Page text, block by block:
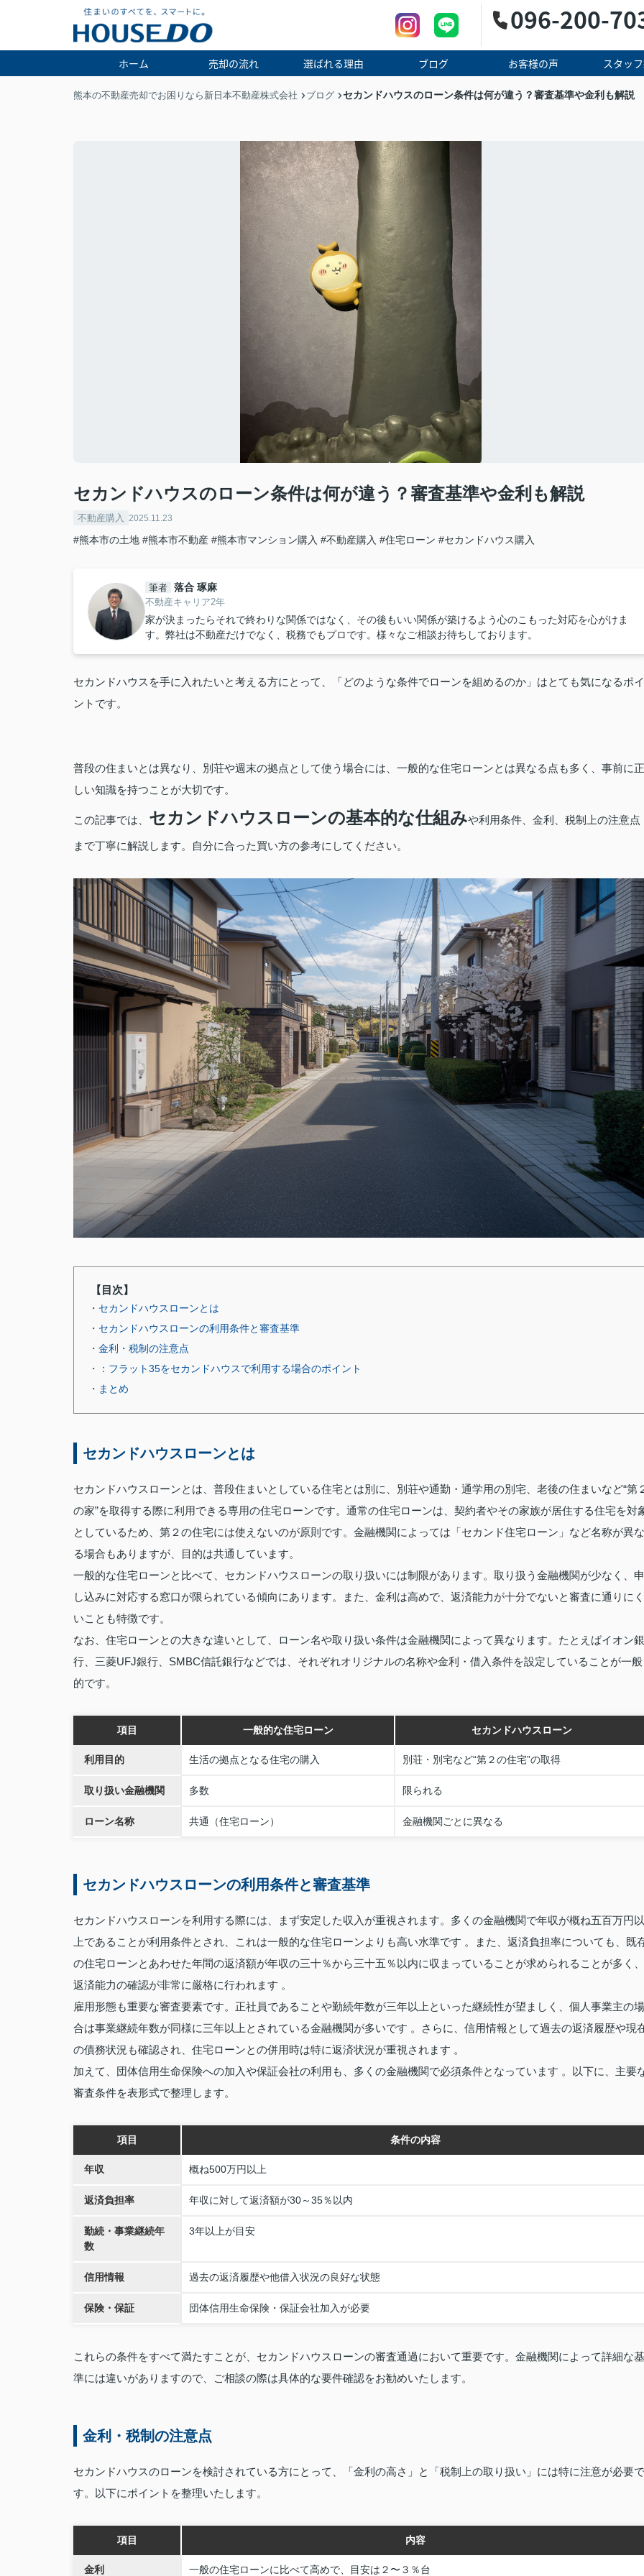
096-200-
ホーム 売却の流れ 選ばれる理由 ブログ お客様の声 スタッ
熊本の不動産売却でお困りなら新日本不動産株式会社 ブログ セカンドハウスのローン条件は何が違う？審査基準や金利も解説
セカンドハウスのローン条件は何が違う？審査基準や金利も解説
不動産購入 2025.11.23
#熊本市の土地 #熊本市不動産 #熊本市マンション購入 #不動産購入 #住宅ローン #セカンドハウス購入
筆者 落合 琢麻
不動産キャリア2年
家が決まったらそれで終わりな関係ではなく、その後もいい関係が築けるよう心のこもった対応を心がけま
す。弊社は不動産だけでなく、税務でもプロです。様々なご相談お待ちしております。
セカンドハウスを手に入れたいと考える方にとって、「どのような条件でローンを組めるのか」はとても気になるポイ
ントです。
普段の住まいとは異なり、別荘や週末の拠点として使う場合には、一般的な住宅ローンとは異なる点も多く、事前に正
しい知識を持つことが大切です。
この記事では、 セカンドハウスローンの基本的な仕組みや利用条件、金利、税制上の注意点
まで丁寧に解説します。自分に合った買い方の参考にしてください。
【目次】
・セカンドハウスローンとは
・セカンドハウスローンの利用条件と審査基準
・金利・税制の注意点
・：フラット35をセカンドハウスで利用する場合のポイント
・まとめ
セカンドハウスローンとは
セカンドハウスローンとは、普段住まいとしている住宅とは別に、別荘や通勤・通学用の別宅、老後の住まいなど“第
の家”を取得する際に利用できる専用の住宅ローンです。通常の住宅ローンは、契約者やその家族が居住する住宅を対
としているため、第２の住宅には使えないのが原則です。金融機関によっては「セカンド住宅ローン」など名称が異な
る場合もありますが、目的は共通しています。
一般的な住宅ローンと比べて、セカンドハウスローンの取り扱いには制限があります。取り扱う金融機関が少なく、申
し込みに対応する窓口が限られている傾向にあります。また、金利は高めで、返済能力が十分でないと審査に通りにく
いことも特徴です。
なお、住宅ローンとの大きな違いとして、ローン名や取り扱い条件は金融機関によって異なります。たとえばイオン銀
行、三菱UFJ銀行、SMBC信託銀行などでは、それぞれオリジナルの名称や金利・借入条件を設定していることが一般
的です。
項目 一般的な住宅ローン セカンドハウスローン
利用目的 生活の拠点となる住宅の購入 別荘・別宅など“第２の住宅”の取得
取り扱い金融機関 多数 限られる
ローン名称 共通（住宅ローン） 金融機関ごとに異なる
セカンドハウスローンの利用条件と審査基準
セカンドハウスローンを利用する際には、まず安定した収入が重視されます。多くの金融機関で年収が概ね五百万円以
上であることが利用条件とされ、これは一般的な住宅ローンよりも高い水準です 。また、返済負担率についても、既
の住宅ローンとあわせた年間の返済額が年収の三十％から三十五％以内に収まっていることが求められることが多く、
返済能力の確認が非常に厳格に行われます 。
雇用形態も重要な審査要素です。正社員であることや勤続年数が三年以上といった継続性が望ましく、個人事業主の場
合は事業継続年数が同様に三年以上とされている金融機関が多いです 。さらに、信用情報として過去の返済履歴や現
の債務状況も確認され、住宅ローンとの併用時は特に返済状況が重視されます 。
加えて、団体信用生命保険への加入や保証会社の利用も、多くの金融機関で必須条件となっています 。以下に、主要
審査条件を表形式で整理します。
項目 条件の内容
年収 概ね500万円以上
返済負担率 年収に対して返済額が30～35％以内
勤続・事業継続年
数
3年以上が目安
信用情報 過去の返済履歴や他借入状況の良好な状態
保険・保証 団体信用生命保険・保証会社加入が必要
これらの条件をすべて満たすことが、セカンドハウスローンの審査通過において重要です。金融機関によって詳細な基
準には違いがありますので、ご相談の際は具体的な要件確認をお勧めいたします。
金利・税制の注意点
セカンドハウスのローンを検討されている方にとって、「金利の高さ」と「税制上の取り扱い」には特に注意が必要で
す。以下にポイントを整理いたします。
項目 内容
金利 一般の住宅ローンに比べて高めで、目安は２〜３％台